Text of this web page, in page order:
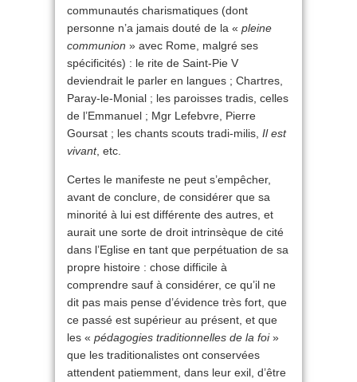
communautés charismatiques (dont
personne n’a jamais douté de la « pleine
communion » avec Rome, malgré ses
spécificités) : le rite de Saint-Pie V
deviendrait le parler en langues ; Chartres,
Paray-le-Monial ; les paroisses tradis, celles
de l’Emmanuel ; Mgr Lefebvre, Pierre
Goursat ; les chants scouts tradi-milis, Il est
vivant, etc.
Certes le manifeste ne peut s’empêcher,
avant de conclure, de considérer que sa
minorité à lui est différente des autres, et
aurait une sorte de droit intrinsèque de cité
dans l’Eglise en tant que perpétuation de sa
propre histoire : chose difficile à
comprendre sauf à considérer, ce qu’il ne
dit pas mais pense d’évidence très fort, que
ce passé est supérieur au présent, et que
les « pédagogies traditionnelles de la foi»
que les traditionalistes ont conservées
attendent patiemment, dans leur exil, d’être